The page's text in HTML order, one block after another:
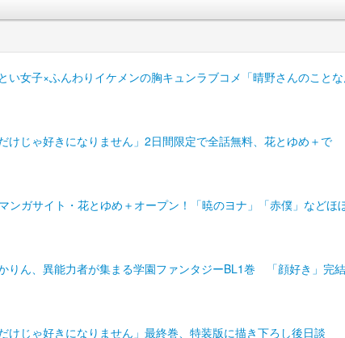
い女子×ふんわりイケメンの胸キュンラブコメ「晴野さんのこと
だけじゃ好きになりません」2日間限定で全話無料、花とゆめ＋で
ンガサイト・花とゆめ＋オープン！「暁のヨナ」「赤僕」などほ
りん、異能力者が集まる学園ファンタジーBL1巻 「顔好き」完
だけじゃ好きになりません」最終巻、特装版に描き下ろし後日談